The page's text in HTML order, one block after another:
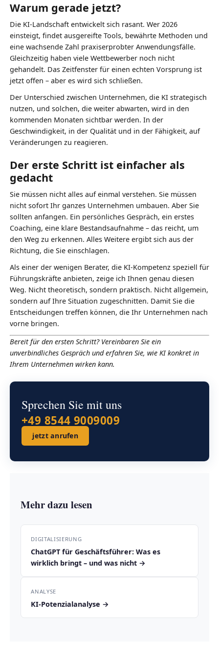
Warum gerade jetzt?
Die KI-Landschaft entwickelt sich rasant. Wer 2026
einsteigt, findet ausgereifte Tools, bewährte Methoden und
eine wachsende Zahl praxiserprobter Anwendungsfälle.
Gleichzeitig haben viele Wettbewerber noch nicht
gehandelt. Das Zeitfenster für einen echten Vorsprung ist
jetzt offen – aber es wird sich schließen.
Der Unterschied zwischen Unternehmen, die KI strategisch
nutzen, und solchen, die weiter abwarten, wird in den
kommenden Monaten sichtbar werden. In der
Geschwindigkeit, in der Qualität und in der Fähigkeit, auf
Veränderungen zu reagieren.
Der erste Schritt ist einfacher als
gedacht
Sie müssen nicht alles auf einmal verstehen. Sie müssen
nicht sofort Ihr ganzes Unternehmen umbauen. Aber Sie
sollten anfangen. Ein persönliches Gespräch, ein erstes
Coaching, eine klare Bestandsaufnahme – das reicht, um
den Weg zu erkennen. Alles Weitere ergibt sich aus der
Richtung, die Sie einschlagen.
Als einer der wenigen Berater, die KI-Kompetenz speziell für
Führungskräfte anbieten, zeige ich Ihnen genau diesen
Weg. Nicht theoretisch, sondern praktisch. Nicht allgemein,
sondern auf Ihre Situation zugeschnitten. Damit Sie die
Entscheidungen treffen können, die Ihr Unternehmen nach
vorne bringen.
Bereit für den ersten Schritt? Vereinbaren Sie ein
unverbindliches Gespräch und erfahren Sie, wie KI konkret in
Ihrem Unternehmen wirken kann.
Sprechen Sie mit uns
+49 8544 9009009
jetzt anrufen
Mehr dazu lesen
DIGITALISIERUNG
ChatGPT für Geschäftsführer: Was es
wirklich bringt – und was nicht →
ANALYSE
KI-Potenzialanalyse →